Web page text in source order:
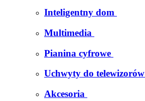
Inteligentny dom
Multimedia
Pianina cyfrowe
Uchwyty do telewizorów
Akcesoria